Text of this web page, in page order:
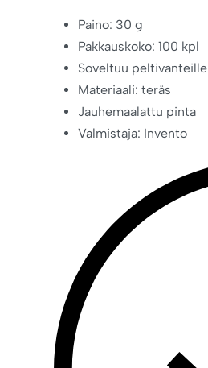
Paino: 30 g
Pakkauskoko: 100 kpl
Soveltuu peltivanteille
Materiaali: teräs
Jauhemaalattu pinta
Valmistaja: Invento